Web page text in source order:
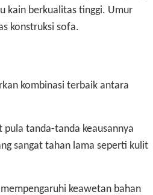
kain berkualitas tinggi. Umur
konstruksi sofa.
kombinasi terbaik antara
pula tanda-tanda keausannya
sangat tahan lama seperti kulit
keawetan bahan